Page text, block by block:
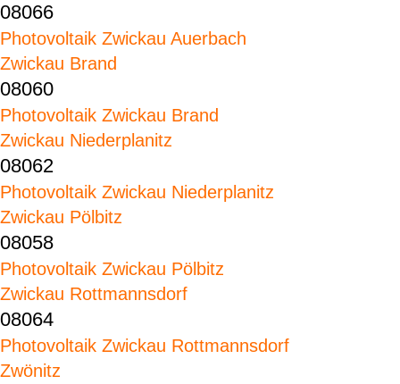
08066
Photovoltaik Zwickau Auerbach
Zwickau Brand
08060
Photovoltaik Zwickau Brand
Zwickau Niederplanitz
08062
Photovoltaik Zwickau Niederplanitz
Zwickau Pölbitz
08058
Photovoltaik Zwickau Pölbitz
Zwickau Rottmannsdorf
08064
Photovoltaik Zwickau Rottmannsdorf
Zwönitz